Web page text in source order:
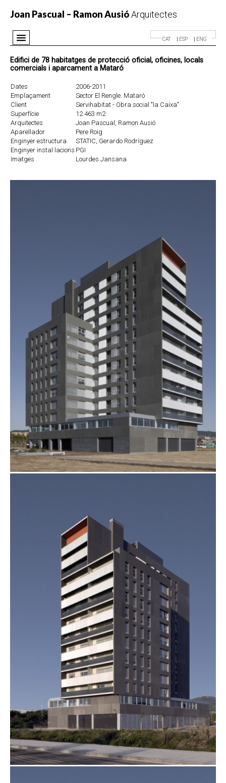
Joan Pascual – Ramon AusióArquitectes
Projectes
Premis
Notícies
Contacte
CAT ESP ENG
Edifici de 78 habitatges de protecció oficial, oficines, locals
comercials i aparcament a Mataró
Dates
2006-2011
Emplaçament
Sector El Rengle. Mataró
Client
Servihabitat - Obra social "la Caixa"
Superfície
12.463 m2
Arquitectes
Joan Pascual, Ramon Ausió
Aparellador
Pere Roig
Enginyer estructura
STATIC, Gerardo Rodríguez
Enginyer instal·lacions PGI
Imatges
Lourdes Jansana